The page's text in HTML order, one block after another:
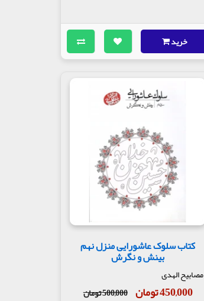
خرید
کتاب سلوک عاشورایی منزل نهم
بینش و نگرش
مصابیح الهدی
450,000 تومان 500,000 تومان